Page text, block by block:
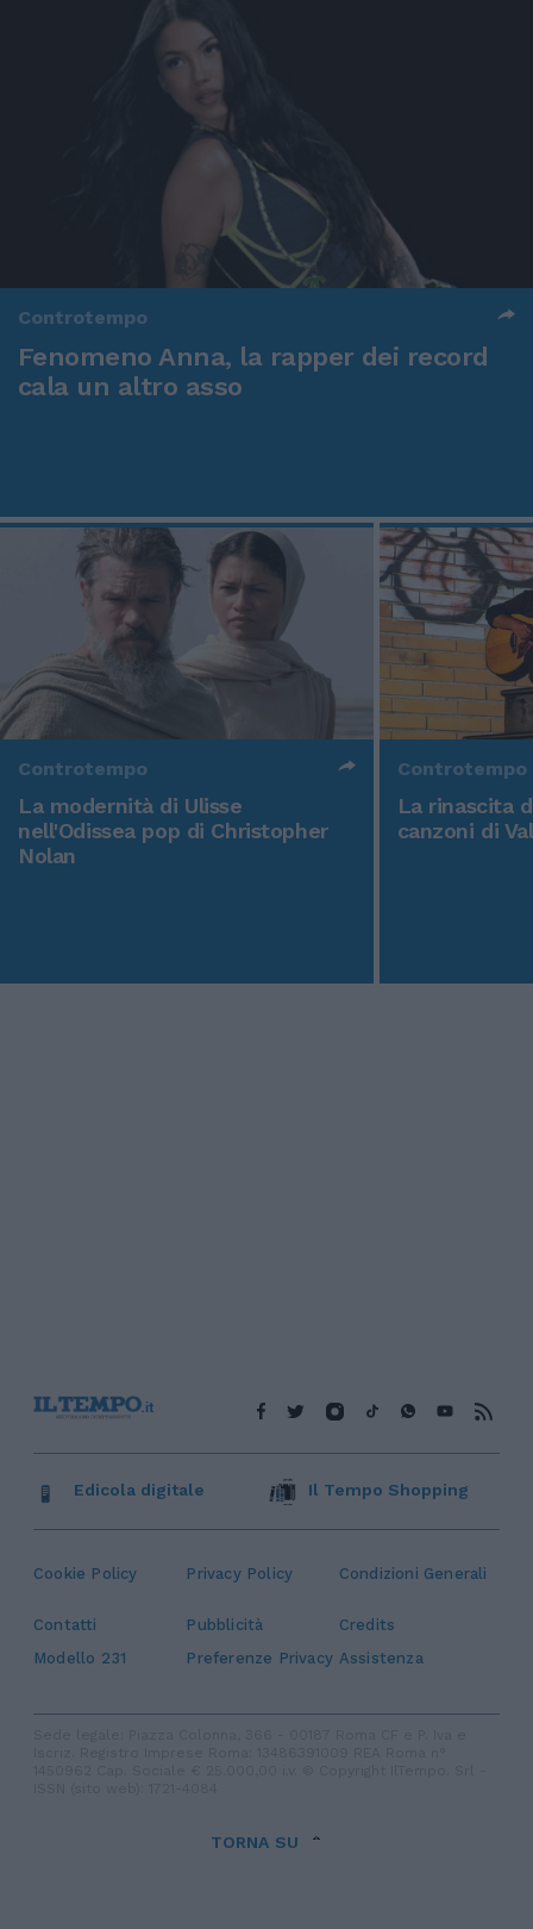
Controtempo
Fenomeno Anna, la rapper dei record
cala un altro asso
Controtempo
La modernità di Ulisse
nell'Odissea pop di Christopher
Nolan
Controtempo
La rinascita
canzoni di
Cookie Policy Privacy Policy Condizioni Generali
Contatti Pubblicità
Credits
Modello 231
Preferenze Privacy Assistenza
Edicola digitale Il Tempo Shopping
TORNA SU